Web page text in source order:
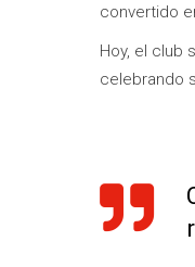
convertido
Hoy, el club
celebrando